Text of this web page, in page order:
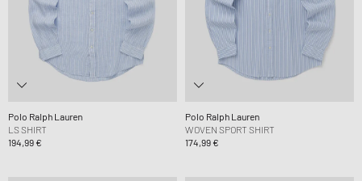
Polo Ralph Lauren
LS SHIRT
194,99 €
Polo Ralph Lauren
WOVEN SPORT SHIRT
174,99 €